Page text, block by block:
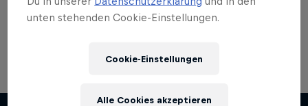
Bike-Guides für …
unten stehenden Cookie-Einstellungen.
Cookie-Einstellungen
Alle Cookies akzeptieren